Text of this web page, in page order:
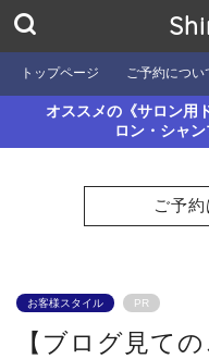
トップページ ご予約につい
オススメの《サロン用
ロン・シャン
ご予
お客様スタイル PR
【ブログ見て